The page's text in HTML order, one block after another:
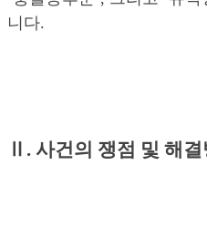
니다.
Ⅱ. 사건의 쟁점 및 해결